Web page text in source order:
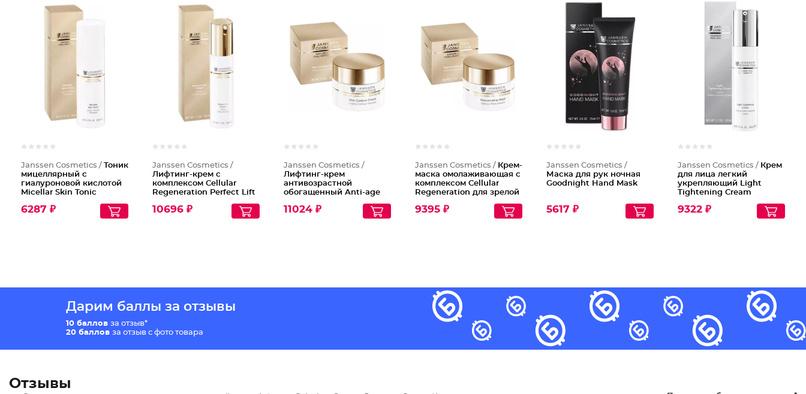
Janssen Cosmetics /
Тоник
мицеллярный с
гиалуроновой кислотой
Micellar Skin Tonic
6287 ₽
Janssen Cosmetics /
Лифтинг-крем с
комплексом Cellular
Regeneration Perfect Lift
10696 ₽
Janssen Cosmetics /
Лифтинг-крем
антивозрастной
обогащенный Anti-age
11024 ₽
Janssen Cosmetics / Крем-
маска омолаживающая с
комплексом Cellular
Regeneration для зрелой
9395 ₽
Janssen Cosmetics /
Маска для рук ночная
Goodnight Hand Mask
5617 ₽
Janssen Cosmetics / Крем
для лица легкий
укрепляющий Light
Tightening Cream
9322 ₽
Дарим баллы за отзывы
10 баллов за отзыв*
20 баллов за отзыв с фото товара
Отзывы